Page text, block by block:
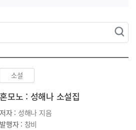
소설
혼모노 : 성해나 소설집
저자 : 성해나 지음
발행자 : 창비